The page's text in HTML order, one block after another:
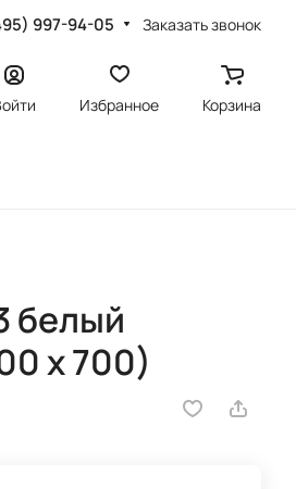
997-94-05 Заказать звонок
Избранное Корзина
белый
х 700)